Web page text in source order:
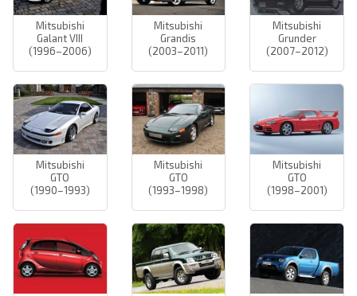
Mitsubishi
Galant VIII
(1996–2006)
Mitsubishi
Grandis
(2003–2011)
Mitsubishi
Grunder
(2007–2012)
Mitsubishi
GTO
(1990–1993)
Mitsubishi
GTO
(1993–1998)
Mitsubishi
GTO
(1998–2001)